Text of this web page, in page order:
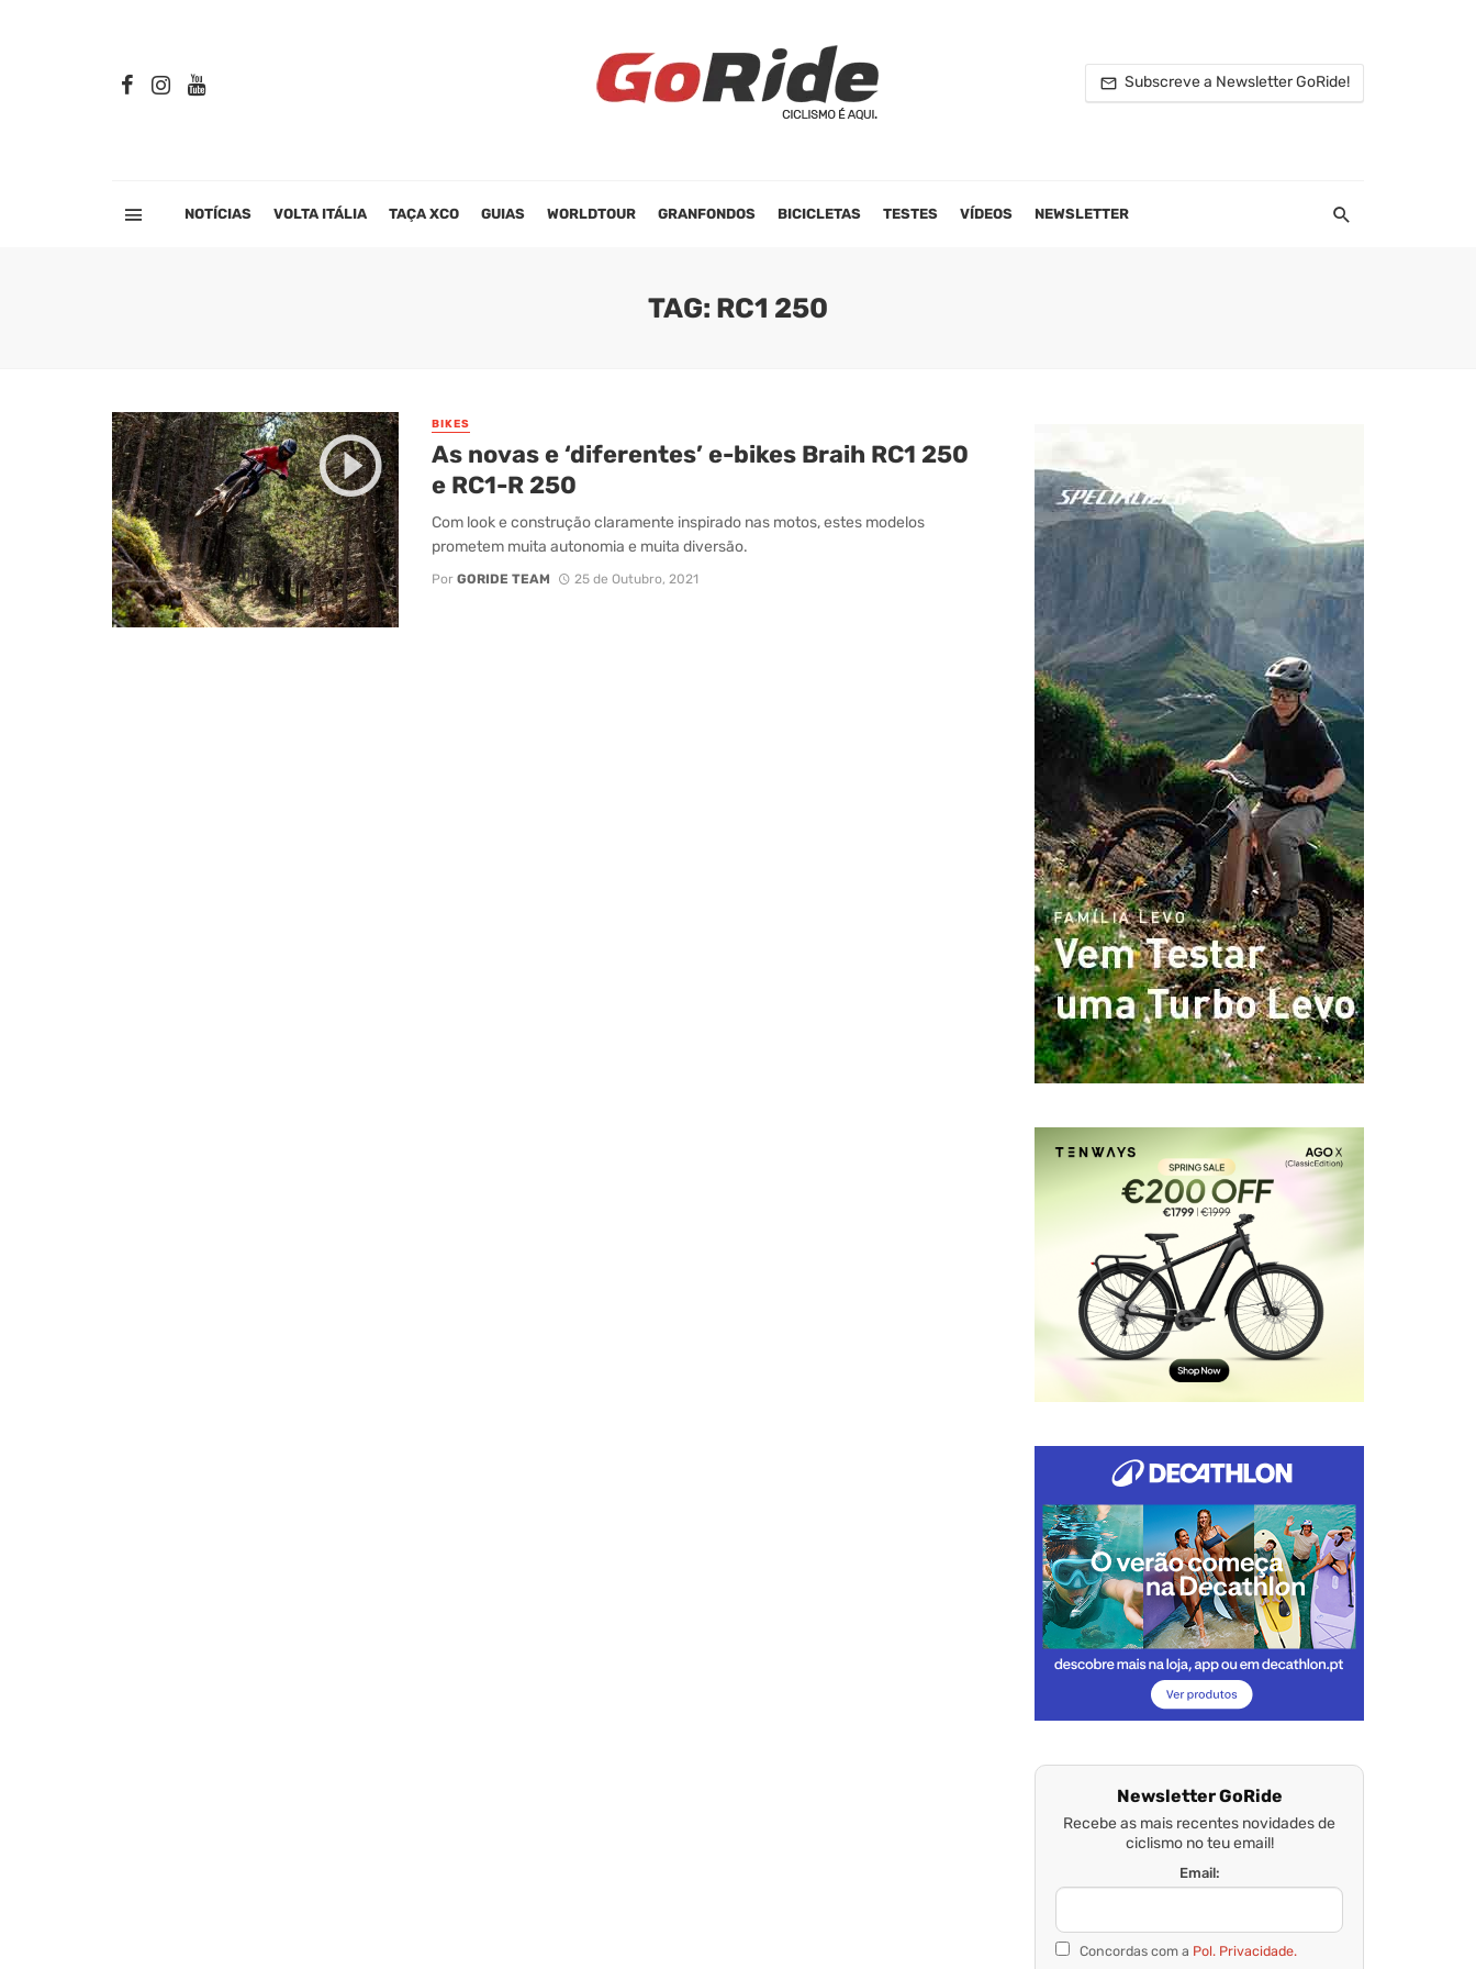
Subscreve a Newsletter GoRide!
NOTÍCIAS VOLTA ITÁLIA TAÇA XCO GUIAS WORLDTOUR GRANFONDOS BICICLETAS TESTES VÍDEOS NEWSLETTER
TAG: RC1 250
BIKES
As novas e ‘diferentes’ e-bikes Braih RC1 250
e RC1-R 250
Com look e construção claramente inspirado nas motos, estes modelos
prometem muita autonomia e muita diversão.
Por GORIDE TEAM 25 de Outubro, 2021
Newsletter GoRide
Recebe as mais recentes novidades de
ciclismo no teu email!
Email:
Concordas com a Pol. Privacidade.